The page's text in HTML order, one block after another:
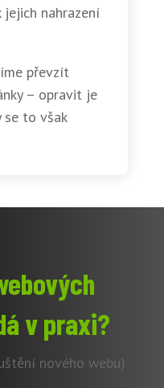
nahrazení
převzít
– opravit je
se to však
v praxi?
nového webu)